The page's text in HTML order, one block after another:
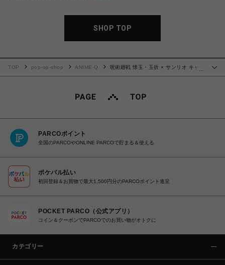
SHOP TOP
TOP pop-up-shop ANIME-Q
呪術廻戦 懐玉・玉折 × サンリオ キャラ
PARCOポイント
全国のPARCOやONLINE PARCOで貯まる＆使える
ポケパル払い
初回登録＆お買物で最大1,500円分のPARCOポイント進呈
POCKET PARCO（公式アプリ）
コイン＆クーポンでPARCOでのお買い物がオトクに
カテゴリー